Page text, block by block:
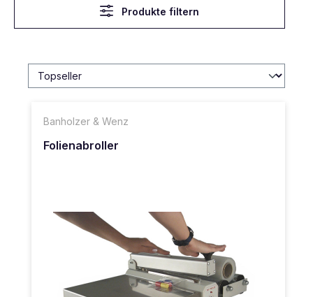
Produkte filtern
Banholzer & Wenz
Folienabroller